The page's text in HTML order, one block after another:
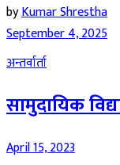
byKumar Shrestha
September 4, 2025
अन्तर्वार्ता
सामुदायिक
April 15, 2023